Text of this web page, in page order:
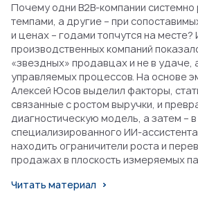
Почему одни B2B-компании
темпами, а другие – при
и ценах – годами топчутся на
производственных компаний
«звездных» продавцах и не в удаче,
управляемых процессов. На основе
Алексей Юсов выделил факторы,
связанные с ростом выручки, и
диагностическую модель, а затем – в
специализированного ИИ-
находить ограничители роста и
продажах в плоскость измеряемых
Читать материал